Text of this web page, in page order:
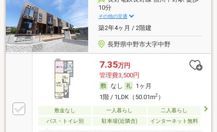
10分
その他の交通
築2年4ヶ月 / 2階建
長野県中野市大字中野
7.35万円
管理費3,500円
なし
1ヶ月
1階 / 1LDK（50.01m2）
敷金なし 一人暮らし
二人暮らし
バス・トイレ別
駐車場(近隣含) インターネット無料